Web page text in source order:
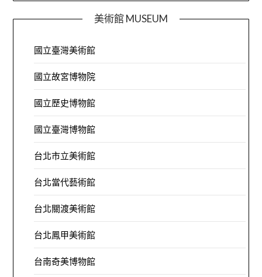
美術館 MUSEUM
國立臺灣美術館
國立故宮博物院
國立歷史博物館
國立臺灣博物館
台北市立美術館
台北當代藝術館
台北關渡美術館
台北鳳甲美術館
台南奇美博物館